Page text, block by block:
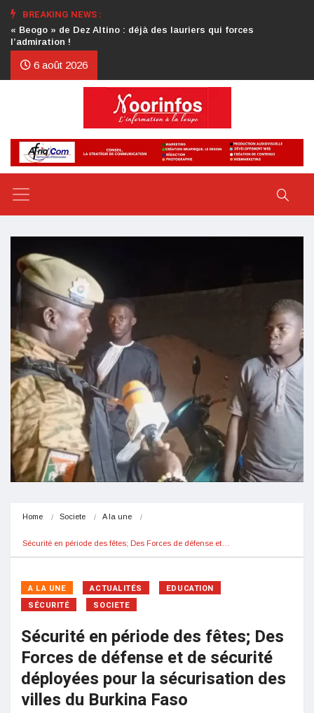
BREAKING NEWS :
Crise au CDP : l’authentification de la lettre du président
d’honneur toujours attendue
6 août 2026
Home Societe A la une
Sécurité en période des fêtes; Des Forces de défense et…
A LA UNE ACTUALITÉS
EDUCATION
SÉCURITÉ
SOCIETE
Sécurité en période des fêtes; Des
Forces de défense et de sécurité
déployées pour la sécurisation des
villes du Burkina Faso